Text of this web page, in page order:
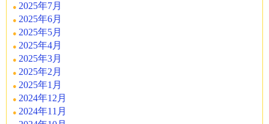
2025年7月
2025年6月
2025年5月
2025年4月
2025年3月
2025年2月
2025年1月
2024年12月
2024年11月